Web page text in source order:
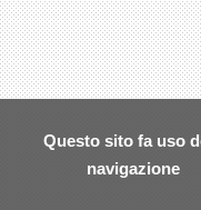
Questo sito fa uso
navigazione